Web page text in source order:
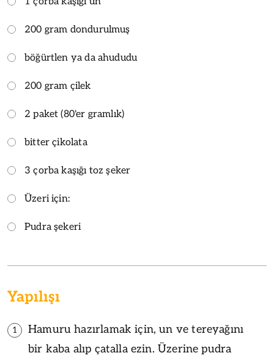
200 gram dondurulmuş
böğürtlen ya da ahududu
200 gram çilek
2 paket (80'er gramlık)
bitter çikolata
3 çorba kaşığı toz şeker
Üzeri için:
Pudra şekeri
Yapılışı
1
Hamuru hazırlamak için, un ve tereyağını
bir kaba alıp çatalla ezin. Üzerine pudra